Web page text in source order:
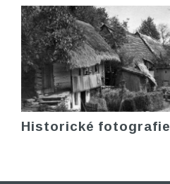
Historické fotografie